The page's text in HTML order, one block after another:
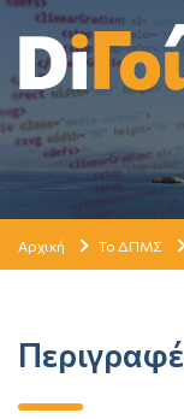
Αρχική Το ΔΠΜΣ